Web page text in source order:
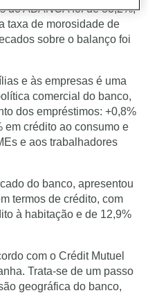
do ABANCA foi de 83,2%,
taxa de morosidade de
sobre o balanço foi
e às empresas é uma
comercial do banco,
dos empréstimos: +0,8%
em crédito ao consumo e
e aos trabalhadores
do banco, apresentou
termos de crédito, com
à habitação e de 12,9%
com o Crédit Mutuel
Trata-se de um passo
geográfica do banco,